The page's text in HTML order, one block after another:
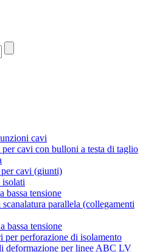
cavi
per cavi con bulloni a testa di taglio
cavi (giunti)
isolati
bassa tensione
parallela (collegamenti
bassa tensione
per perforazione di isolamento
deformazione per linee ABC LV